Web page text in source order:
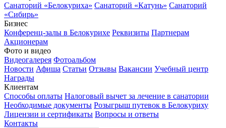
Санаторий «Белокуриха» Санаторий «Катунь» Санаторий
«Сибирь»
Бизнес
Конференц-залы в Белокурихе Реквизиты Партнерам
Акционерам
Фото и видео
Видеогалерея Фотоальбом
Новости Афиша Статьи Отзывы Вакансии Учебный центр
Награды
Клиентам
Способы оплаты Налоговый вычет за лечение в санатории
Необходимые документы Розыгрыш путевок в Белокуриху
Лицензии и сертификаты Вопросы и ответы
Контакты